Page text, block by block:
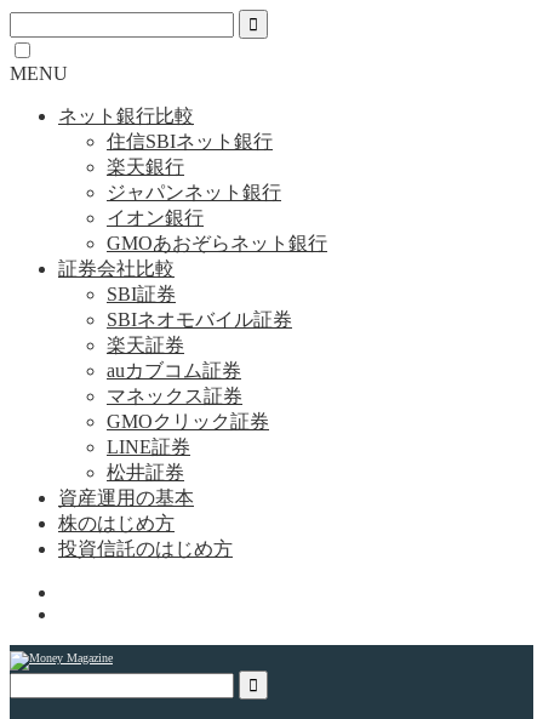
MENU
ネット銀行比較
住信SBIネット銀行
楽天銀行
ジャパンネット銀行
イオン銀行
GMOあおぞらネット銀行
証券会社比較
SBI証券
SBIネオモバイル証券
楽天証券
auカブコム証券
マネックス証券
GMOクリック証券
LINE証券
松井証券
資産運用の基本
株のはじめ方
投資信託のはじめ方